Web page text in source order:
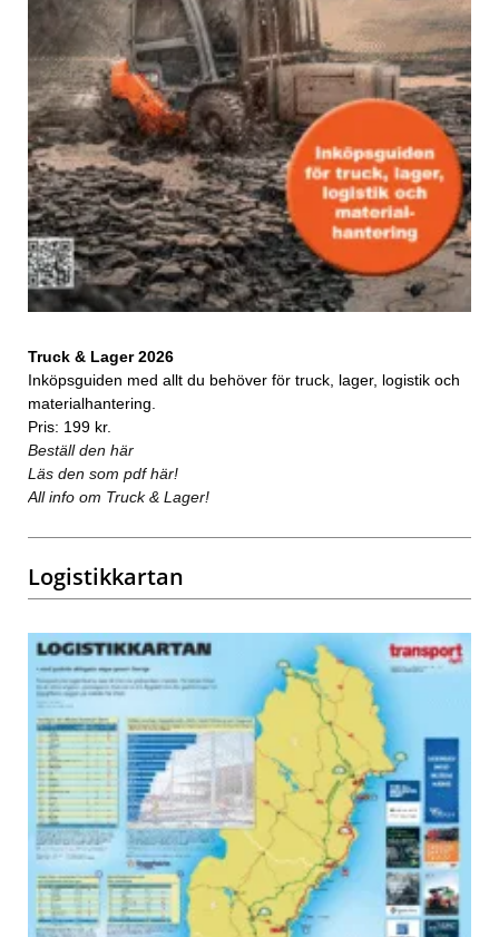
Truck & Lager 2026
Inköpsguiden med allt du behöver för truck, lager, logistik och
materialhantering.
Pris: 199 kr.
Beställ den här
Läs den som pdf här!
All info om Truck & Lager!
Logistikkartan